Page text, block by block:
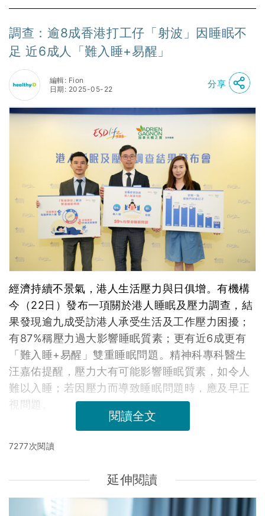
調查：逾8成香港打工仔「射波」因睡眠不
足 近6成人「難入睡+易醒」
編輯: Fion
日期: 2025-05-22
分享
經濟持續不景氣，港人生活壓力與日俱增。有機構
今（22日）發布一項關於港人睡眠及壓力調查，結
果發現逾九成受訪港人承受生活及工作壓力困擾；
有87%稱壓力過大影響睡眠質素；更有近6成更有
「難入睡+易醒」雙重睡眠問題。精神科專科醫生
汪嘉佑提醒，壓力大有可能影響睡眠質素，如令人
難以入睡；若因壓力而導致睡眠問題時，應及早正
視問題。
閱讀全文
7277次閱讀
延伸閱讀